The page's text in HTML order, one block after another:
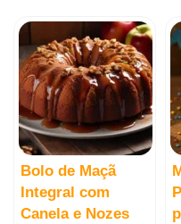
Bolo de Maçã
Integral com
Canela e Nozes